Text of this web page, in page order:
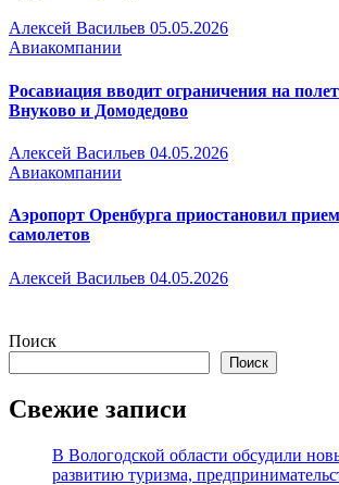
Алексей Васильев 05.05.2026
Авиакомпании
Росавиация вводит ограничения на
Внуково и Домодедово
Алексей Васильев 04.05.2026
Авиакомпании
Аэропорт Оренбурга приостановил
самолетов
Алексей Васильев 04.05.2026
Поиск
Поиск
Свежие записи
В Вологодской области обсудили
развитию туризма,